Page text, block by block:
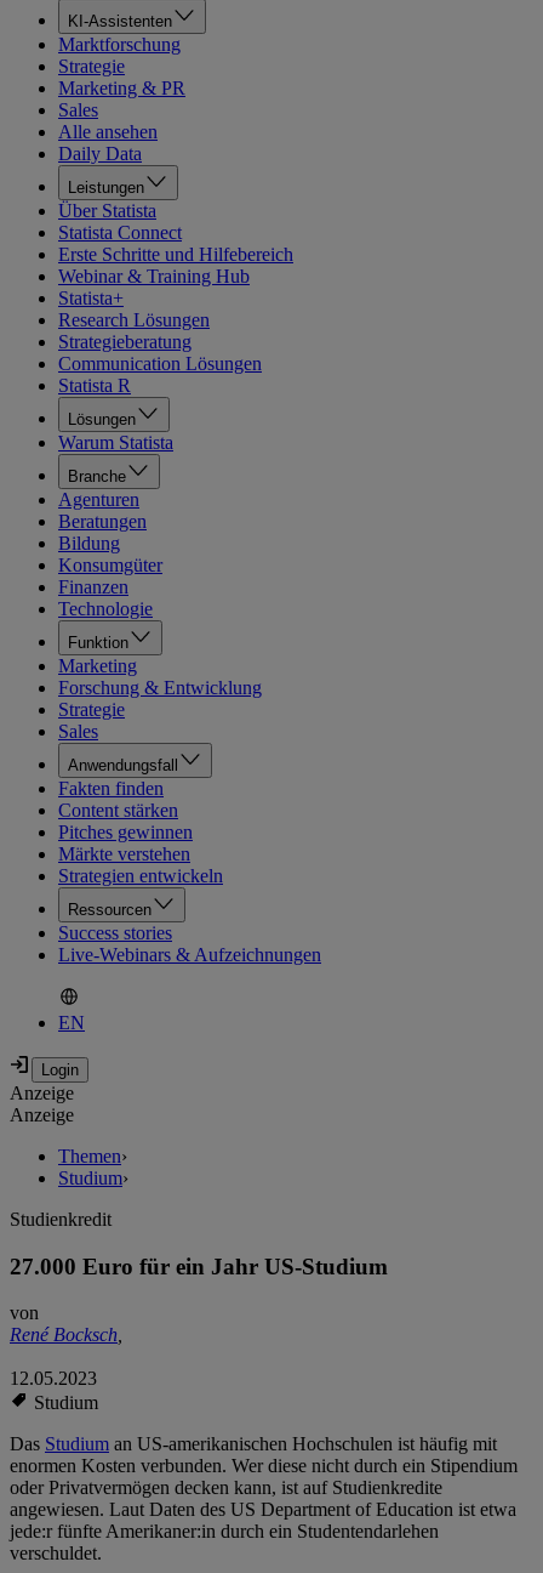
KI-Assistenten
Marktforschung
Strategie
Marketing & PR
Sales
Alle ansehen
Daily Data
Leistungen
Über Statista
Statista Connect
Erste Schritte und Hilfebereich
Webinar & Training Hub
Statista+
Research Lösungen
Strategieberatung
Communication Lösungen
Statista R
Lösungen
Warum Statista
Branche
Agenturen
Beratungen
Bildung
Konsumgüter
Finanzen
Technologie
Funktion
Marketing
Forschung & Entwicklung
Strategie
Sales
Anwendungsfall
Fakten finden
Content stärken
Pitches gewinnen
Märkte verstehen
Strategien entwickeln
Ressourcen
Success stories
Live-Webinars & Aufzeichnungen
EN
Anzeige
Anzeige
Themen›
Studium›
Studienkredit
27.000 Euro für ein Jahr US-Studium
von
René Bocksch,
12.05.2023
Studium
Das Studium an US-amerikanischen Hochschulen ist häufig mit
enormen Kosten verbunden. Wer diese nicht durch ein Stipendium
oder Privatvermögen decken kann, ist auf Studienkredite
angewiesen. Laut Daten des US Department of Education ist etwa
jede:r fünfte Amerikaner:in durch ein Studentendarlehen
verschuldet.